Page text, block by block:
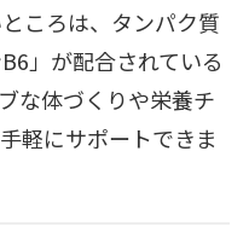
ころは、タンパク質
」が配合されている
な体づくりや栄養チ
軽にサポートできま